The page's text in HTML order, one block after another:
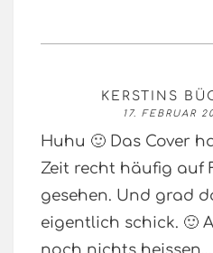
KERSTINS
17. FEBRUAR
Huhu 🙂 Das Cover
Zeit recht häufig auf
gesehen. Und grad
eigentlich schick. 🙂